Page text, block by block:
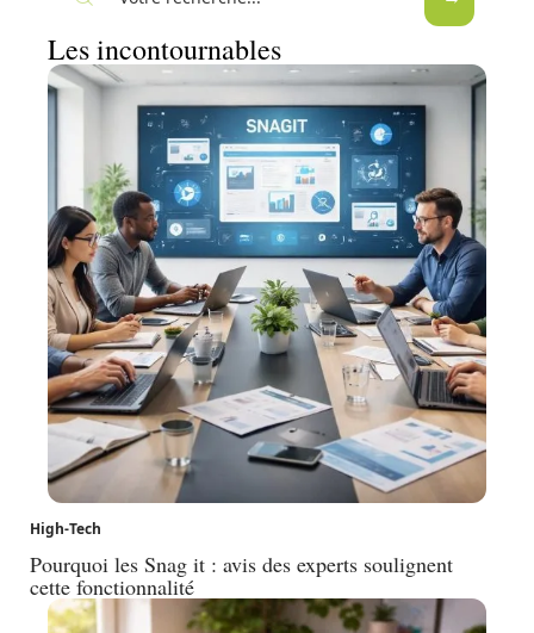
Les incontournables
High-Tech
Pourquoi les Snag it : avis des experts soulignent
cette fonctionnalité